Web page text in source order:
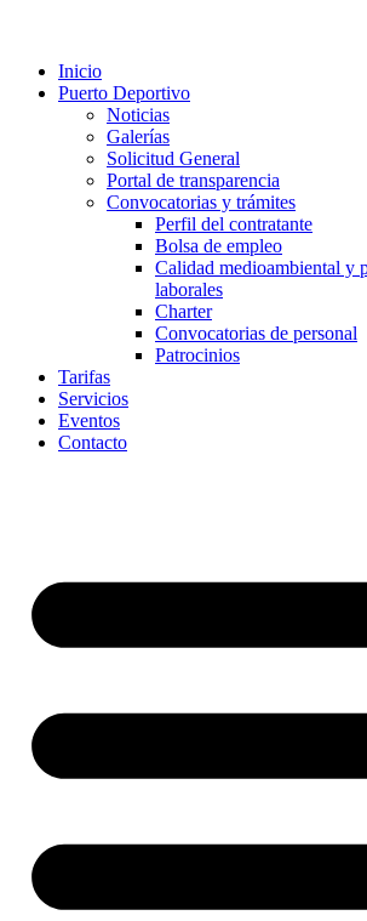
Inicio
Puerto Deportivo
Noticias
Galerías
Solicitud General
Portal de transparencia
Convocatorias y trámites
Perfil del contratante
Bolsa de empleo
Calidad medioambiental y
laborales
Charter
Convocatorias de personal
Patrocinios
Tarifas
Servicios
Eventos
Contacto